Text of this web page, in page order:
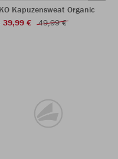
Kapuzensweat Organic
39,99 €
49,99 €